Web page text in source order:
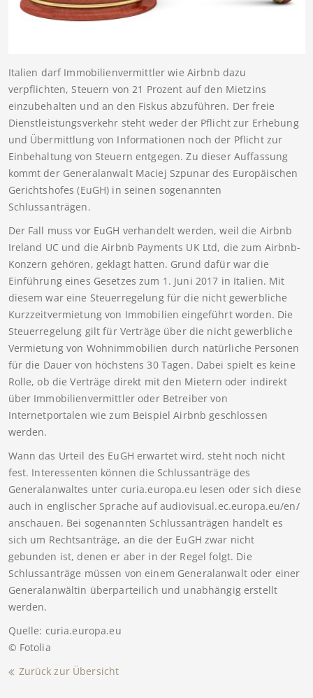
Italien darf Immobilienvermittler wie Airbnb dazu
verpflichten, Steuern von 21 Prozent auf den Mietzins
einzubehalten und an den Fiskus abzuführen. Der freie
Dienstleistungsverkehr steht weder der Pflicht zur Erhebung
und Übermittlung von Informationen noch der Pflicht zur
Einbehaltung von Steuern entgegen. Zu dieser Auffassung
kommt der Generalanwalt Maciej Szpunar des Europäischen
Gerichtshofes (EuGH) in seinen sogenannten
Schlussanträgen.
Der Fall muss vor EuGH verhandelt werden, weil die Airbnb
Ireland UC und die Airbnb Payments UK Ltd, die zum Airbnb-
Konzern gehören, geklagt hatten. Grund dafür war die
Einführung eines Gesetzes zum 1. Juni 2017 in Italien. Mit
diesem war eine Steuerregelung für die nicht gewerbliche
Kurzzeitvermietung von Immobilien eingeführt worden. Die
Steuerregelung gilt für Verträge über die nicht gewerbliche
Vermietung von Wohnimmobilien durch natürliche Personen
für die Dauer von höchstens 30 Tagen. Dabei spielt es keine
Rolle, ob die Verträge direkt mit den Mietern oder indirekt
über Immobilienvermittler oder Betreiber von
Internetportalen wie zum Beispiel Airbnb geschlossen
werden.
Wann das Urteil des EuGH erwartet wird, steht noch nicht
fest. Interessenten können die Schlussanträge des
Generalanwaltes unter curia.europa.eu lesen oder sich diese
auch in englischer Sprache auf audiovisual.ec.europa.eu/en/
anschauen. Bei sogenannten Schlussanträgen handelt es
sich um Rechtsanträge, an die der EuGH zwar nicht
gebunden ist, denen er aber in der Regel folgt. Die
Schlussanträge müssen von einem Generalanwalt oder einer
Generalanwältin überparteilich und unabhängig erstellt
werden.
Quelle: curia.europa.eu
© Fotolia
Zurück zur Übersicht